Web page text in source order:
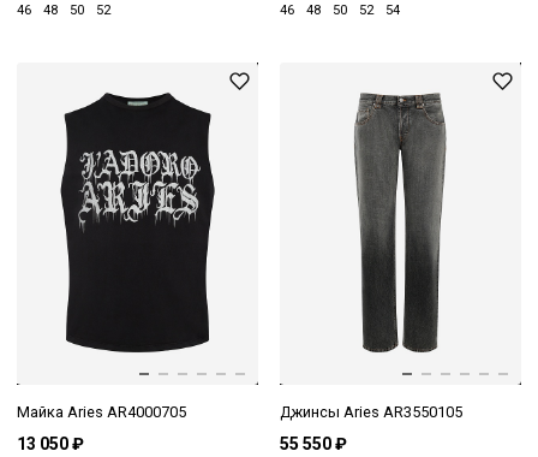
46 48 50 52 46 48 50 52 54
Майка Aries AR4000705
13 050 ₽
Джинсы Aries AR3550105
55 550 ₽